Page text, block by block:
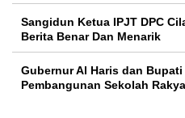
Sangidun Ketua IPJT DPC
Berita Benar Dan Menarik
​Gubernur Al Haris dan
Pembangunan Sekolah